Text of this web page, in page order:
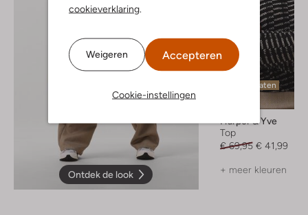
cookieverklaring
Weigeren Accepteren
Cookie-instellingen
Ontdek de look
Laatste maten
Harper & Yve
Top
€ 69,95 € 41,99
+ meer kleuren